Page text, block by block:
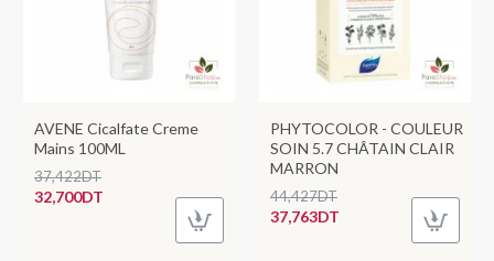
AVENE Cicalfate Creme
Mains 100ML
32,700DT
37,422DT
PHYTOCOLOR - COULEUR
SOIN 5.7 CHÂTAIN CLAIR
MARRON
37,763DT
44,427DT